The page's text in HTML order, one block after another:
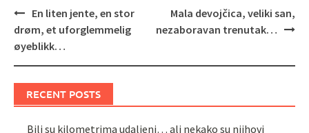
Post
navigation
En liten jente, en stor
drøm, et uforglemmelig
øyeblikk…
Mala devojčica, veliki san,
nezaboravan trenutak…
RECENT POSTS
Bili su kilometrima udaljeni… ali nekako su njihovi